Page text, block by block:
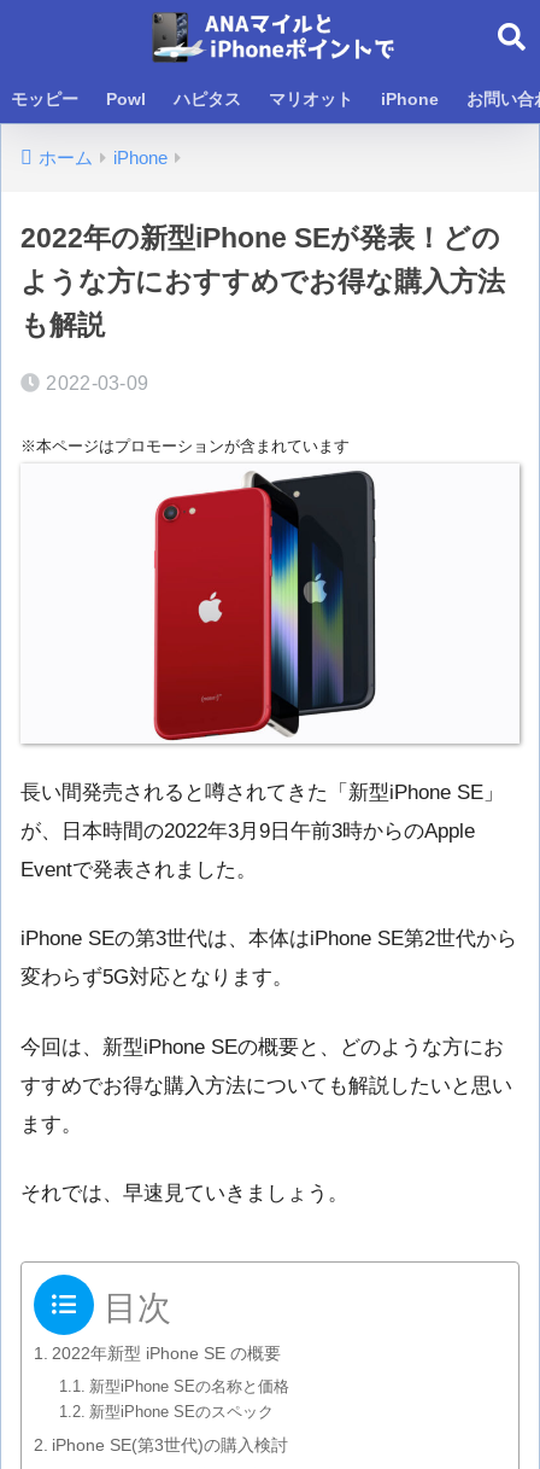
モッピー Powl ハピタス マリオット iPhone お問い合
ホーム iPhone
2022年の新型iPhone SEが発表！どの
ような方におすすめでお得な購入方法
も解説
2022-03-09
※本ページはプロモーションが含まれています
長い間発売されると噂されてきた「新型iPhone SE」
が、日本時間の2022年3月9日午前3時からのApple
Eventで発表されました。
iPhone SEの第3世代は、本体はiPhone SE第2世代から
変わらず5G対応となります。
今回は、新型iPhone SEの概要と、どのような方にお
すすめでお得な購入方法についても解説したいと思い
ます。
それでは、早速見ていきましょう。
目次
2022年新型 iPhone SE の概要
新型iPhone SEの名称と価格
新型iPhone SEのスペック
iPhone SE(第3世代)の購入検討